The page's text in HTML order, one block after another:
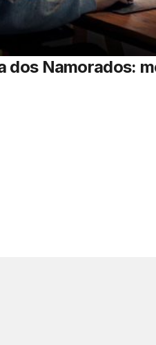
dos Namorados: